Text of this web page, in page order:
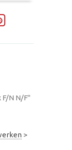
N N/F"
>